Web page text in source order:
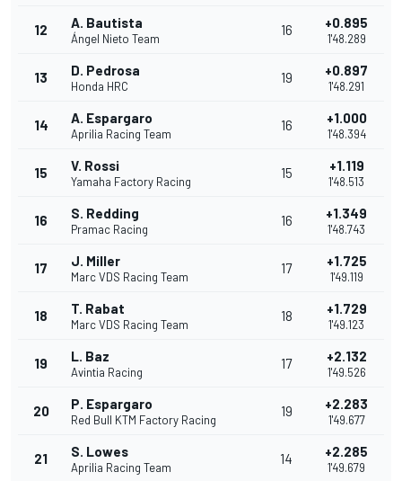
12 A. Bautista
Ángel Nieto Team
16 +0.895
1'48.289
13 D. Pedrosa
Honda HRC
19 +0.897
1'48.291
14 A. Espargaro
Aprilia Racing Team
16 +1.000
1'48.394
15 V. Rossi
Yamaha Factory Racing
15 +1.119
1'48.513
16 S. Redding
Pramac Racing
16 +1.349
1'48.743
17 J. Miller
Marc VDS Racing Team
17 +1.725
1'49.119
18 T. Rabat
Marc VDS Racing Team
18 +1.729
1'49.123
19 L. Baz
Avintia Racing
17 +2.132
1'49.526
20 P. Espargaro
Red Bull KTM Factory Racing
19 +2.283
1'49.677
21 S. Lowes
Aprilia Racing Team
14 +2.285
1'49.679